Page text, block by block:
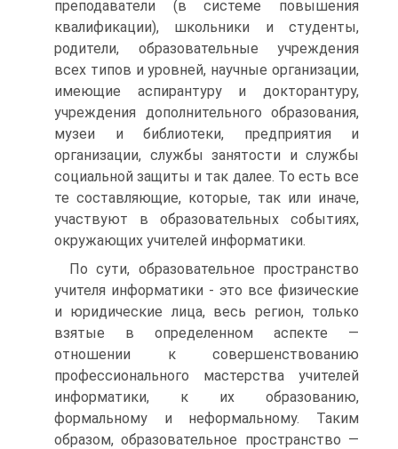
преподаватели (в системе повышения
квалификации), школьники и студенты,
родители, образовательные учреждения
всех типов и уровней, научные организации,
имеющие аспирантуру и докторантуру,
учреждения дополнительного образования,
музеи и библиотеки, предприятия и
организации, службы занятости и службы
социальной защиты и так далее. То есть все
те составляющие, которые, так или иначе,
участвуют в образовательных событиях,
окружающих учителей информатики.
По сути, образовательное пространство
учителя информатики - это все физические
и юридические лица, весь регион, только
взятые в определенном аспекте —
отношении к совершенствованию
профессионального мастерства учителей
информатики, к их образованию,
формальному и неформальному. Таким
образом, образовательное пространство —